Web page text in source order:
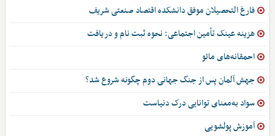
فارغ التحصیلان موفق دانشکده اقتصاد صنعتی شریف
هزینه عینک تأمین اجتماعی: نحوه ثبت نام و دریافت
احمقانه‌های مائو
جهش آلمان پس از جنگ جهانی دوم چگونه شروع شد؟
سواد به‌معنای توانایی درک دنیاست
آموزش پولشویی